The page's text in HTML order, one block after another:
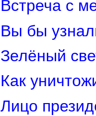
Встреча с
Вы бы
Зелёный
Как
Лицо